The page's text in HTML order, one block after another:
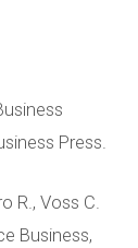
Press.
R., Voss C.
Business,